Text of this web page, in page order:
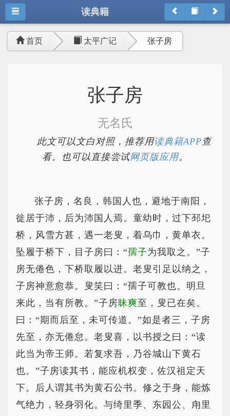
读典籍
首页 太平广记 张子房
张子房
无名氏
此文可以文白对照，推荐用读典籍APP查
看。也可以直接尝试网页版应用。
张子房，名良，韩国人也，避地于南阳，
徙居于沛，后为沛国人焉。童幼时，过下邳圯
桥，风雪方甚，遇一老叟，着乌巾，黄单衣。
坠履于桥下，目子房曰：“孺子为我取之。”子
房无倦色，下桥取履以进。老叟引足以纳之，
子房神意愈恭。叟笑曰：“孺子可教也。明旦
来此，当有所教。”子房昧爽至，叟已在矣。
曰：“期而后至，未可传道。”如是者三，子房
先至，亦无倦怠。老叟喜，以书授之曰：“读
此当为帝王师。若复求吾，乃谷城山下黄石
也。”子房读其书，能应机权变，佐汉祖定天
下。后人谓其书为黄石公书。修之于身，能炼
气绝力，轻身羽化。与绮里季、东园公、甪里